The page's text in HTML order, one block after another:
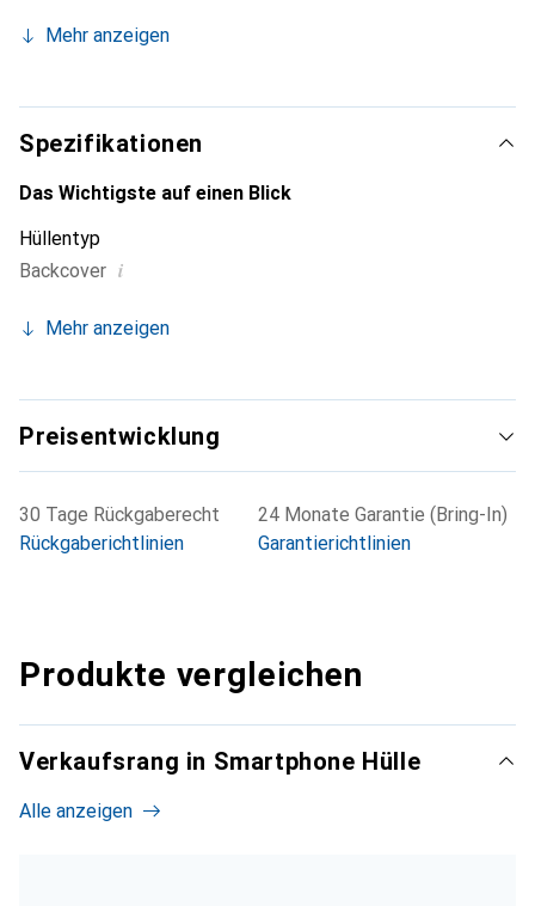
zum schicken und unverzichtbaren Accessoire für Ihr
Produkte ist die Marke Noreve eine sichere Wahl für eine
anspruchsvolle Kundschaft.
Mehr anzeigen
Spezifikationen
Das Wichtigste auf einen Blick
Hüllentyp
Backcover i
Mehr anzeigen
Preisentwicklung
30 Tage Rückgaberecht
Rückgaberichtlinien
24 Monate Garantie (Bring-In)
Garantierichtlinien
Produkte vergleichen
Verkaufsrang in Smartphone Hülle
Alle anzeigen